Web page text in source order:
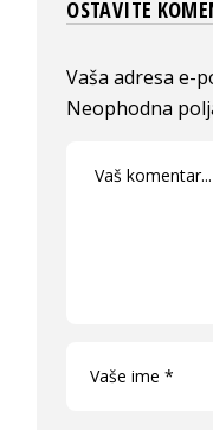
OSTAVITE
Vaša adresa e-
Neophodna